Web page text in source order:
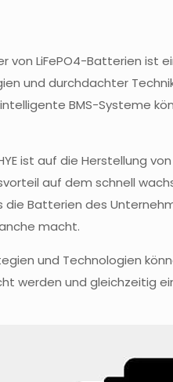
von LiFePO4-Batterien
und durchdachter
BMS-Systeme
ist auf die Herstellung
auf dem schnell
die Batterien des
macht.
und Technologien
werden und gleichzeitig